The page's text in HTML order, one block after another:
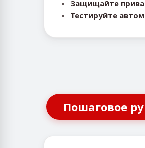
Защищайте
Тестируйте
Пошаговое